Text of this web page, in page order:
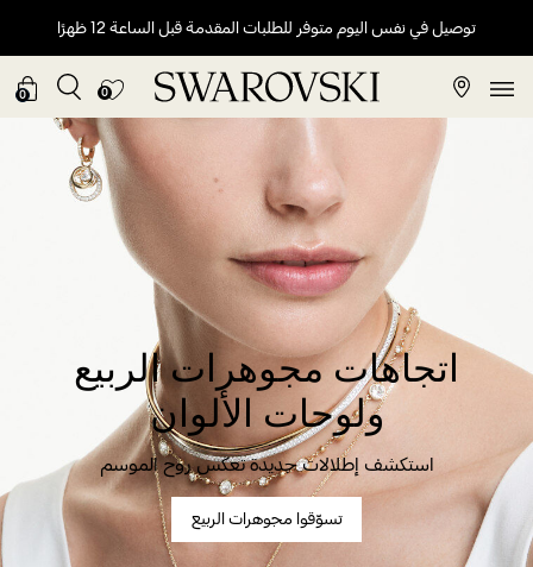
توصيل في نفس اليوم متوفر للطلبات المقدمة قبل الساعة 12 ظهرًا
0
0
اتجاهات مجوهرات الربيع
ولوحات الألوان
استكشف إطلالات جديدة تعكس روح الموسم
تسوّقوا مجوهرات الربيع